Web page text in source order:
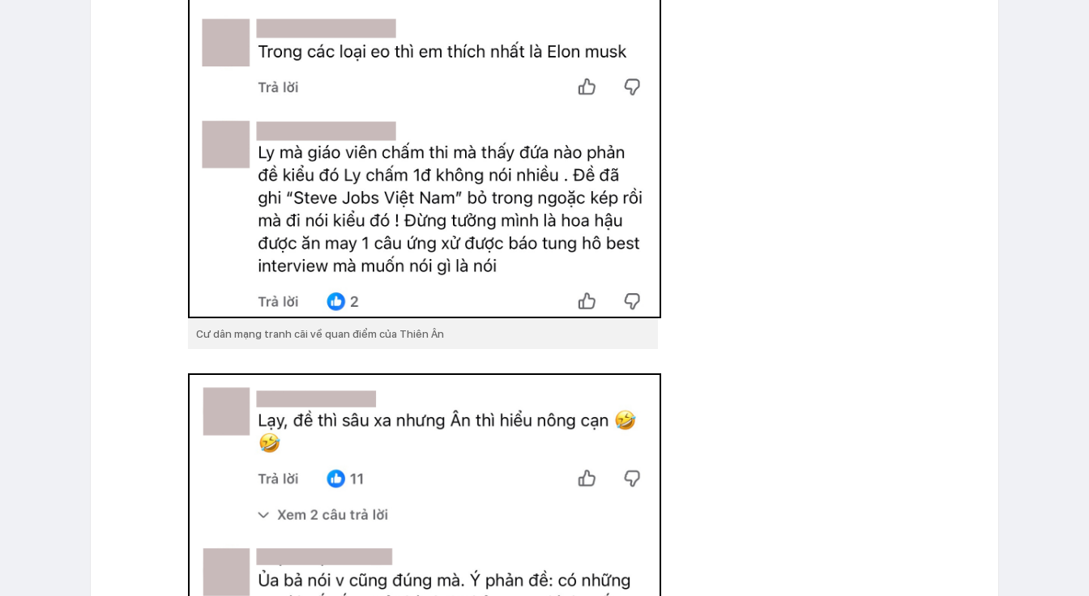
Cư dân mạng tranh cãi về quan điểm của Thiên Ân